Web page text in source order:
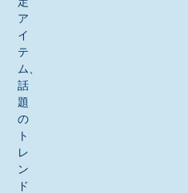
ア
イ
テ
ム、
話
題
の
ト
レ
ン
ド